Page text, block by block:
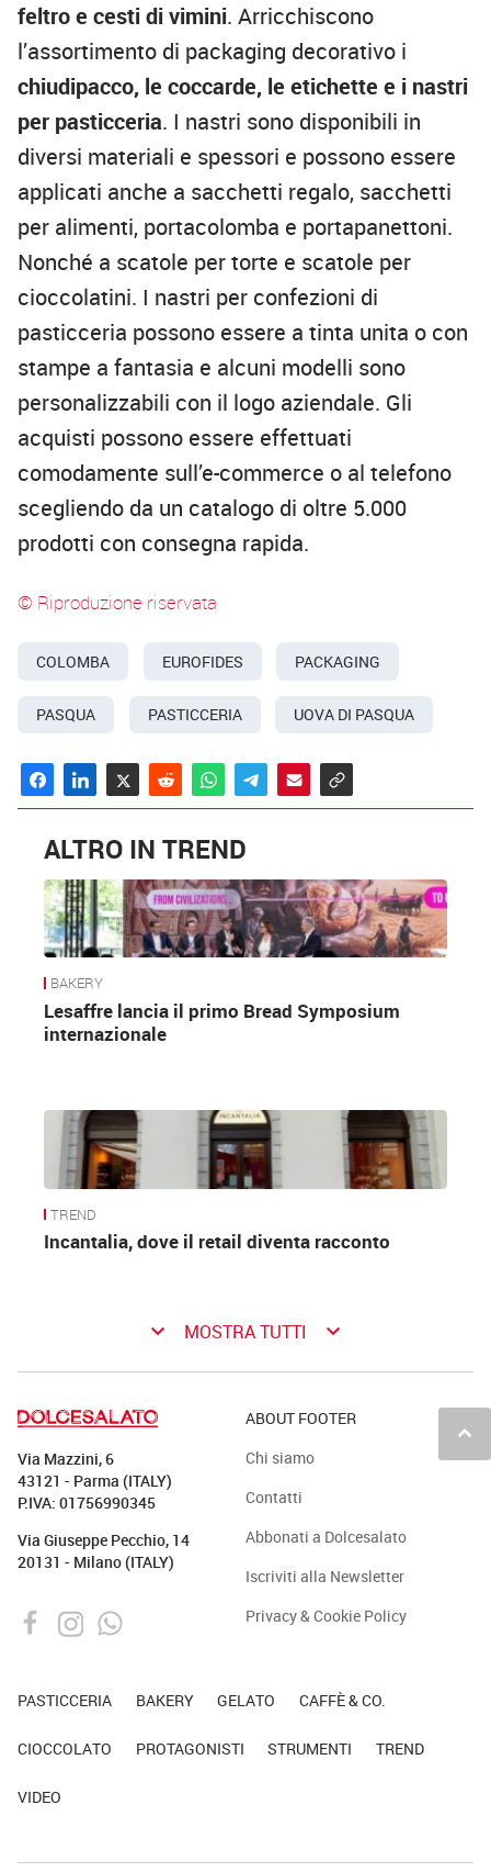
feltro e cesti di vimini. Arricchiscono
l’assortimento di packaging decorativo i
chiudipacco, le coccarde, le etichette e i nastri
per pasticceria. I nastri sono disponibili in
diversi materiali e spessori e possono essere
applicati anche a sacchetti regalo, sacchetti
per alimenti, portacolomba e portapanettoni.
Nonché a scatole per torte e scatole per
cioccolatini. I nastri per confezioni di
pasticceria possono essere a tinta unita o con
stampe a fantasia e alcuni modelli sono
personalizzabili con il logo aziendale. Gli
acquisti possono essere effettuati
comodamente sull’e-commerce o al telefono
scegliendo da un catalogo di oltre 5.000
prodotti con consegna rapida.
© Riproduzione riservata
COLOMBA EUROFIDES PACKAGING
PASQUA PASTICCERIA UOVA DI PASQUA
ALTRO IN TREND
BAKERY
Lesaffre lancia il primo Bread Symposium
internazionale
TREND
Incantalia, dove il retail diventa racconto
keyboard_arrow_down MOSTRA TUTTI keyboard_arrow_down
keyboard_arrow_up
Via Mazzini, 6
43121 - Parma (ITALY)
P.IVA: 01756990345
Via Giuseppe Pecchio, 14
20131 - Milano (ITALY)
ABOUT FOOTER
Chi siamo
Contatti
Abbonati a Dolcesalato
Iscriviti alla Newsletter
Privacy & Cookie Policy
PASTICCERIA BAKERY GELATO CAFFÈ & CO.
CIOCCOLATO PROTAGONISTI STRUMENTI TREND
VIDEO